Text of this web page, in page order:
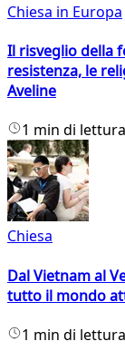
Chiesa in Europa
Il risveglio della
resistenza, le
Aveline
1 min di lettura
Chiesa
Dal Vietnam al
tutto il mondo
1 min di lettura